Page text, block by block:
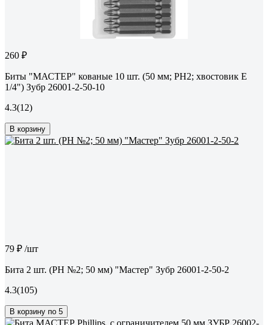
260 ₽
Биты "МАСТЕР" кованые 10 шт. (50 мм; PH2; хвостовик Е
1/4") Зубр 26001-2-50-10
4.3(12)
В корзину
79 ₽ /шт
Бита 2 шт. (PH №2; 50 мм) "Мастер" Зубр 26001-2-50-2
4.3(105)
В корзину по 5